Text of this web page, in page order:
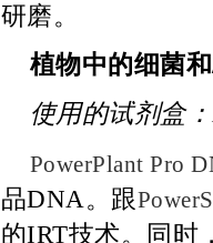
研磨。
植物中的细菌
使用的试剂盒：
PowerPlant Pro
品DNA。跟
的IRT技术。同时